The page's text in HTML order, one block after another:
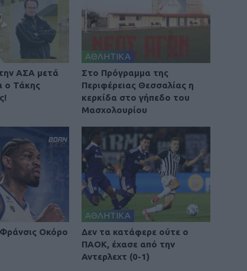
ΑΣΑ μετά
ο Τάκης
ΑΘΛΗΤΙΚΑ
Στο Πρόγραμμα της
Περιφέρειας Θεσσαλίας η
κερκίδα στο γήπεδο του
Μασχολουρίου
Οκόρο
ΑΘΛΗΤΙΚΑ
Δεν τα κατάφερε ούτε ο
ΠΑΟΚ, έχασε από την
Αντερλεχτ (0-1)